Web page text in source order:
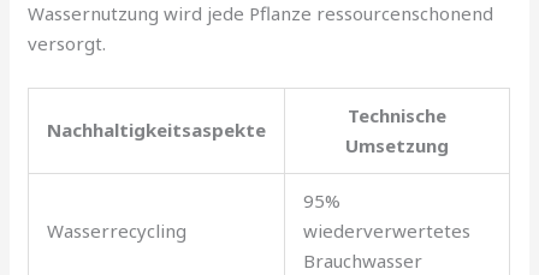
Wassernutzung wird jede Pflanze ressourcenschonend
versorgt.
Nachhaltigkeitsaspekte
Technische
Umsetzung
Wasserrecycling
95%
wiederverwertetes
Brauchwasser